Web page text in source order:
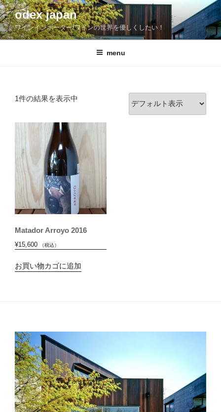
コ
ン
テ
ン
odex japan
ワインインポーター/ワインの世界を優しくしたい！
menu
1件の結果を表示中
Matador Arroyo 2016
¥15,600 （税込）
お買い物カゴに追加